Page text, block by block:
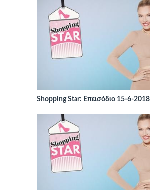
Shopping Star: Επεισόδιο 15-6-2018